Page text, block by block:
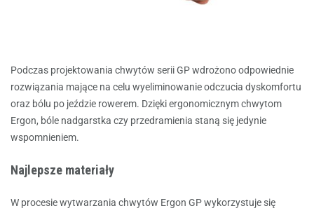
Podczas projektowania chwytów serii GP wdrożono odpowiednie
rozwiązania mające na celu wyeliminowanie odczucia dyskomfortu
oraz bólu po jeździe rowerem. Dzięki ergonomicznym chwytom
Ergon, bóle nadgarstka czy przedramienia staną się jedynie
wspomnieniem.
Najlepsze materiały
W procesie wytwarzania chwytów Ergon GP wykorzystuje się